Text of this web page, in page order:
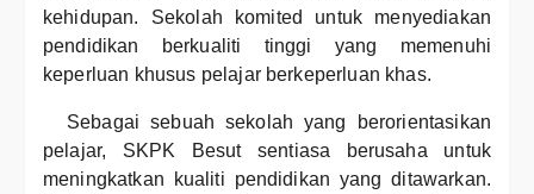
kehidupan. Sekolah komited untuk menyediakan
pendidikan berkualiti tinggi yang memenuhi
keperluan khusus pelajar berkeperluan khas.
Sebagai sebuah sekolah yang berorientasikan
pelajar, SKPK Besut sentiasa berusaha untuk
meningkatkan kualiti pendidikan yang ditawarkan.